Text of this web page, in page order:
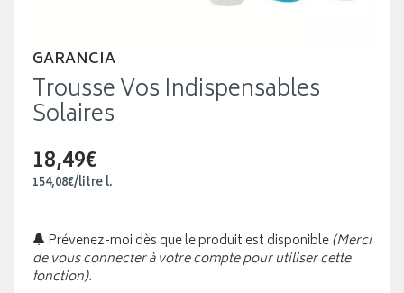
GARANCIA
Trousse Vos Indispensables
Solaires
18,49€
154,08€/litrel.
Prévenez-moi dès que le produit est disponible(Merci
de vous connecter à votre compte pour utiliser cette
fonction).